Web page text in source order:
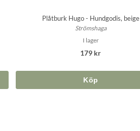
Plåtburk Hugo - Hundgodis, beige
Strömshaga
I lager
179 kr
Köp